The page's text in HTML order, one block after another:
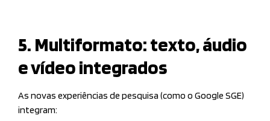
5. Multiformato: texto, áudio
e vídeo integrados
As novas experiências de pesquisa (como o Google SGE)
integram: